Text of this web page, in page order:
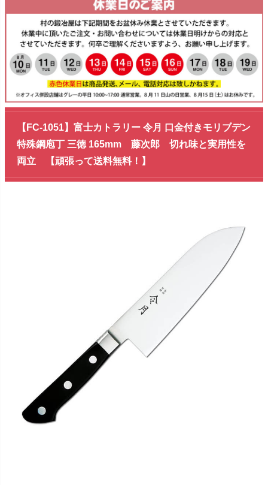
【FC-1051】富士カトラリー 令月 口金付きモリブデン
特殊鋼庖丁 三徳 165mm 藤次郎 切れ味と実用性を
両立 【頑張って送料無料！】